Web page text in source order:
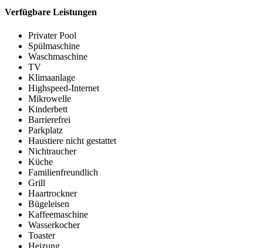
Verfügbare Leistungen
Privater Pool
Spülmaschine
Waschmaschine
TV
Klimaanlage
Highspeed-Internet
Mikrowelle
Kinderbett
Barrierefrei
Parkplatz
Haustiere nicht gestattet
Nichtraucher
Küche
Familienfreundlich
Grill
Haartrockner
Bügeleisen
Kaffeemaschine
Wasserkocher
Toaster
Heizung